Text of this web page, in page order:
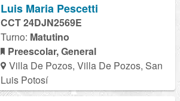
Luis Maria Pescetti
CCT 24DJN2569E
Turno: Matutino
Preescolar, General
Villa De Pozos, Villa De Pozos, San
Luis Potosí